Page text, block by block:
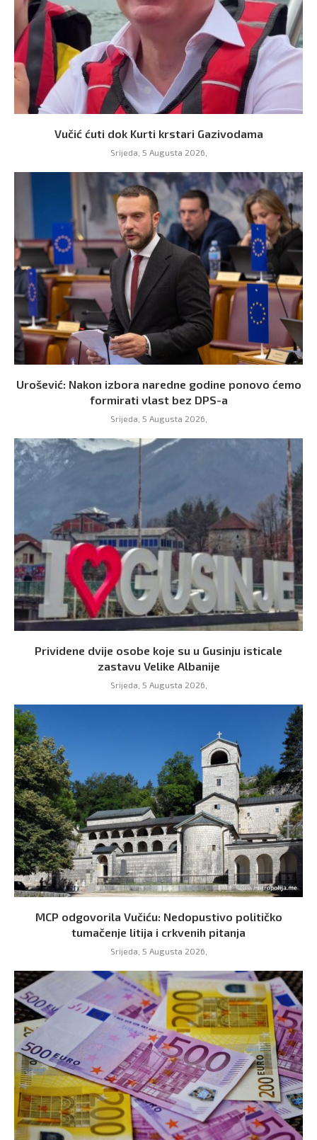
Vučić ćuti dok Kurti krstari Gazivodama
Srijeda, 5 Augusta 2026,
Urošević: Nakon izbora naredne godine ponovo ćemo
formirati vlast bez DPS-a
Srijeda, 5 Augusta 2026,
Prividene dvije osobe koje su u Gusinju isticale
zastavu Velike Albanije
Srijeda, 5 Augusta 2026,
MCP odgovorila Vučiću: Nedopustivo političko
tumačenje litija i crkvenih pitanja
Srijeda, 5 Augusta 2026,